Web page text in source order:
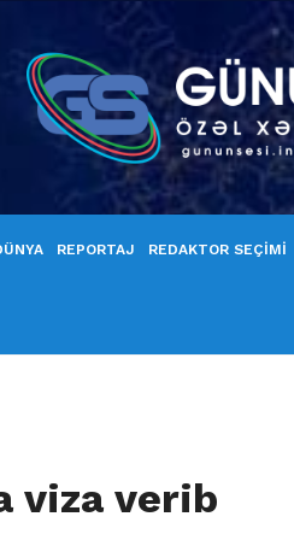
REPORTAJ REDAKTOR SEÇİMİ
viza verib